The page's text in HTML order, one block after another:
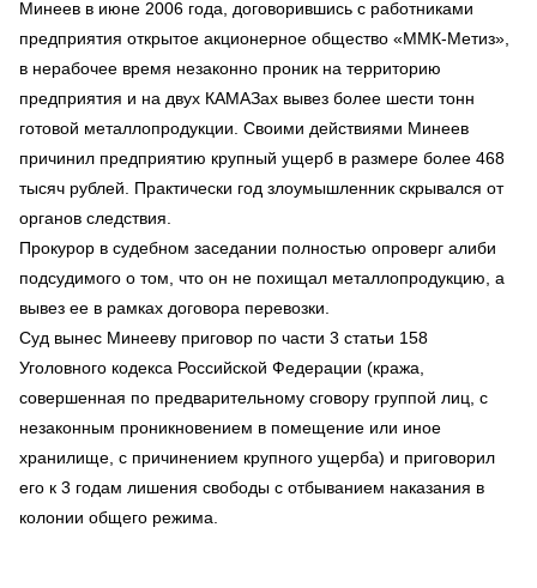
Минеев в июне 2006 года, договорившись с работниками
предприятия открытое акционерное общество «ММК-Метиз»,
в нерабочее время незаконно проник на территорию
предприятия и на двух КАМАЗах вывез более шести тонн
готовой металлопродукции. Своими действиями Минеев
причинил предприятию крупный ущерб в размере более 468
тысяч рублей. Практически год злоумышленник скрывался от
органов следствия.
Прокурор в судебном заседании полностью опроверг алиби
подсудимого о том, что он не похищал металлопродукцию, а
вывез ее в рамках договора перевозки.
Суд вынес Минееву приговор по части 3 статьи 158
Уголовного кодекса Российской Федерации (кража,
совершенная по предварительному сговору группой лиц, с
незаконным проникновением в помещение или иное
хранилище, с причинением крупного ущерба) и приговорил
его к 3 годам лишения свободы с отбыванием наказания в
колонии общего режима.